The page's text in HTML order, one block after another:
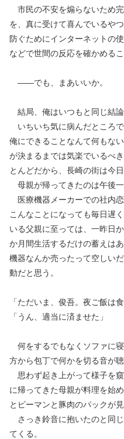
市民の不安を煽らないため
を、真に受けて喜んでいるや
防ぐためにインターネットの
などで世間の反応を確かめるこ
――でも、まあいいか。
結局、俺はいつもと同じ結論
いちいち気に病んだところ
俺にできることなんて何もな
が決まるまでは気楽でいるべ
とんどだから、長崎の街は今
母親が帰ってきたのは午後一
医療機器メーカーでの社内
こんなことになっても毎日遅
いる父親に至っては、一昨日
か月間生活するだけの蓄えは
機器なんか売ったって空しい
動だと思う。
「ただいま、俊吾。夜ご飯は
「うん、適当に済ませた」
何をするでもなくソファに
方から包丁で何かを切る音が聴
思わず起き上がって様子を
に帰ってきた母親が料理を始
とピーマンと豚肉のパックが見
さっき鈴音に抱いたのと同
てくる。